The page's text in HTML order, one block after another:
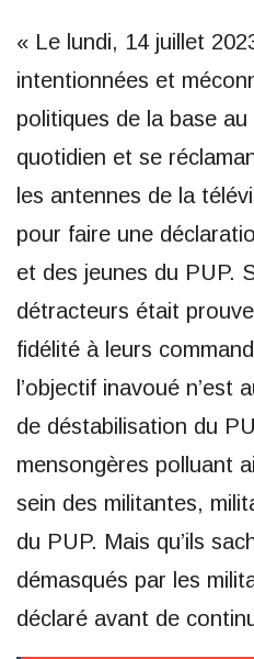
« Le lundi, 14 juillet
intentionnées et
politiques de la base
quotidien et se
les antennes de la
pour faire une
et des jeunes du PUP.
détracteurs était
fidélité à leurs
l’objectif inavoué n’est
de déstabilisation du
mensongères polluant
sein des militantes,
du PUP. Mais qu’ils
démasqués par les
déclaré avant de